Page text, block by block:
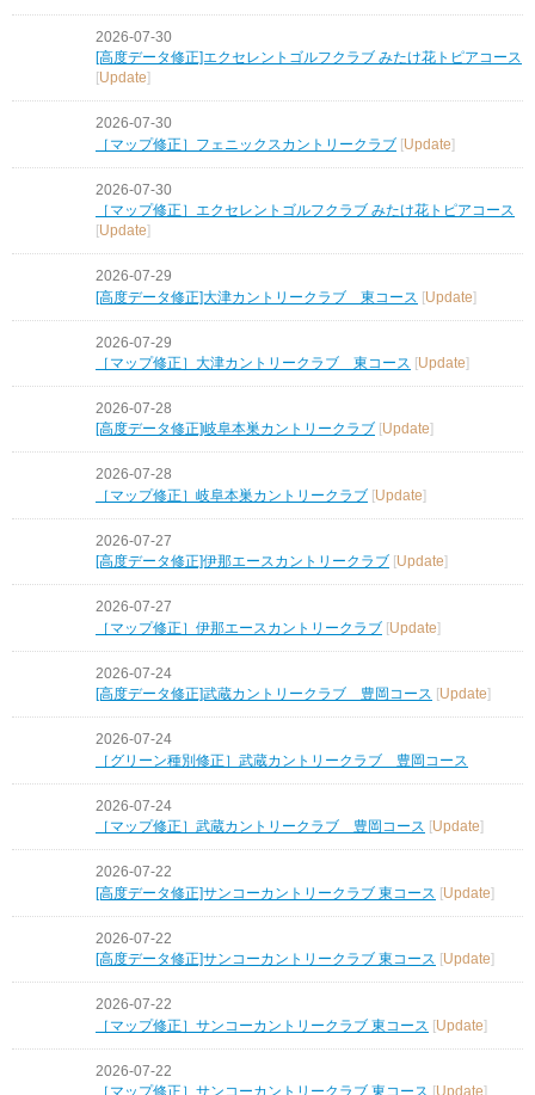
2026-07-30
[高度データ修正]エクセレントゴルフクラブ みたけ花トピアコース
[Update]
2026-07-30
［マップ修正］フェニックスカントリークラブ [Update]
2026-07-30
［マップ修正］エクセレントゴルフクラブ みたけ花トピアコース
[Update]
2026-07-29
[高度データ修正]大津カントリークラブ 東コース [Update]
2026-07-29
［マップ修正］大津カントリークラブ 東コース [Update]
2026-07-28
[高度データ修正]岐阜本巣カントリークラブ
Update
2026-07-28
［マップ修正］岐阜本巣カントリークラブ [Update]
2026-07-27
[高度データ修正]伊那エースカントリークラブ
Update
2026-07-27
［マップ修正］伊那エースカントリークラブ [Update]
2026-07-24
[高度データ修正]武蔵カントリークラブ 豊岡コース
Update
2026-07-24
［グリーン種別修正］武蔵カントリークラブ 豊岡コース
2026-07-24
［マップ修正］武蔵カントリークラブ 豊岡コース [Update]
2026-07-22
[高度データ修正]サンコーカントリークラブ 東コース [Update]
2026-07-22
[高度データ修正]サンコーカントリークラブ 東コース [Update]
2026-07-22
［マップ修正］サンコーカントリークラブ 東コース [Update]
2026-07-22
［マップ修正］サンコーカントリークラブ 東コース [Update]